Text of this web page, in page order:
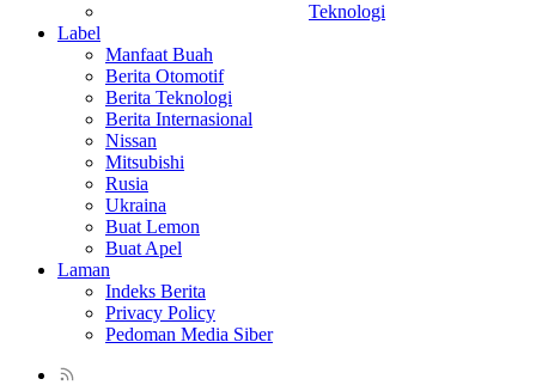
Teknologi
Label
Manfaat Buah
Berita Otomotif
Berita Teknologi
Berita Internasional
Nissan
Mitsubishi
Rusia
Ukraina
Buat Lemon
Buat Apel
Laman
Indeks Berita
Privacy Policy
Pedoman Media Siber